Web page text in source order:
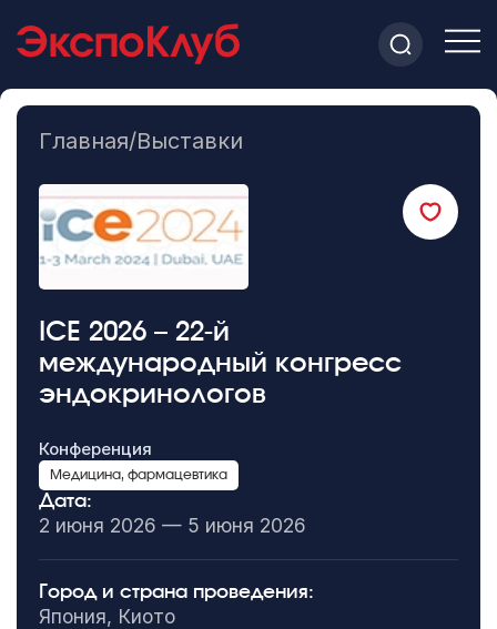
Главная/Выставки
ICE 2026 – 22-й
международный конгресс
эндокринологов
Конференция
Медицина, фармацевтика
Дата:
2 июня 2026 — 5 июня 2026
Город и страна проведения:
Япония, Киото